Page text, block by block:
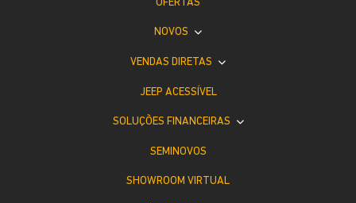
OFERTAS
NOVOS
VENDAS DIRETAS
JEEP ACESSÍVEL
SOLUÇÕES FINANCEIRAS
SEMINOVOS
SHOWROOM VIRTUAL